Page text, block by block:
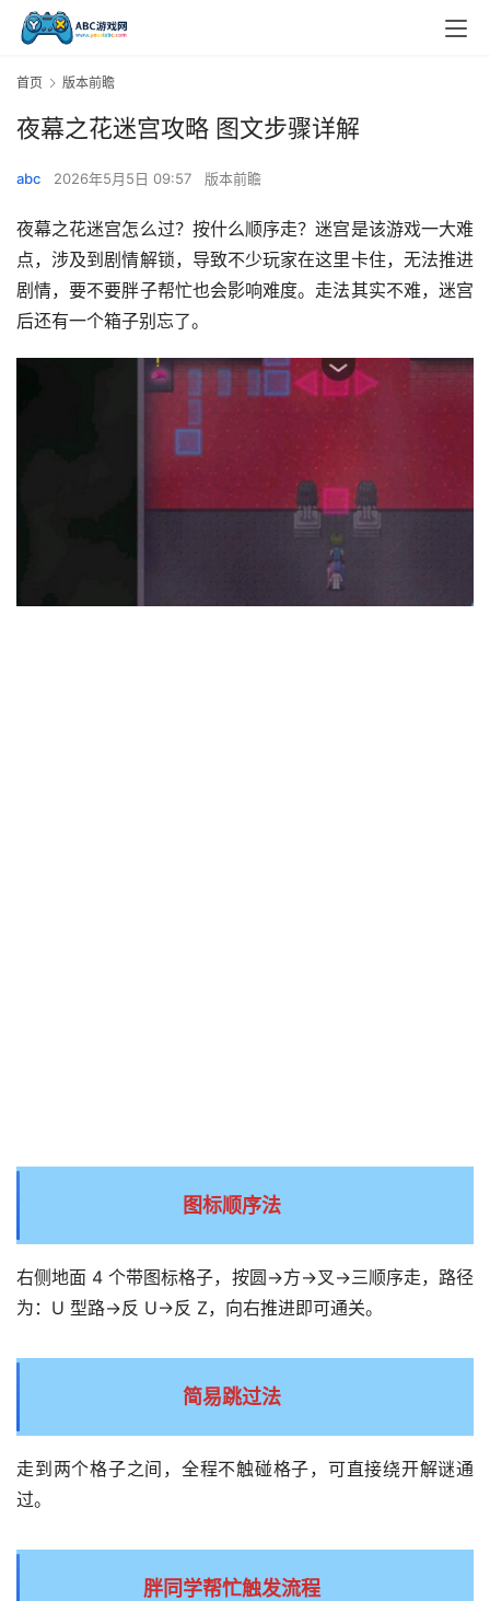
首页 版本前瞻
夜幕之花迷宫攻略 图文步骤详解
abc 2026年5月5日 09:57 版本前瞻
夜幕之花迷宫怎么过？按什么顺序走？迷宫是该游戏一大难
点，涉及到剧情解锁，导致不少玩家在这里卡住，无法推进
剧情，要不要胖子帮忙也会影响难度。走法其实不难，迷宫
后还有一个箱子别忘了。
图标顺序法
右侧地面 4 个带图标格子，按圆→方→叉→三顺序走，路径
为：U 型路→反 U→反 Z，向右推进即可通关。
简易跳过法
走到两个格子之间，全程不触碰格子，可直接绕开解谜通
过。
胖同学帮忙触发流程